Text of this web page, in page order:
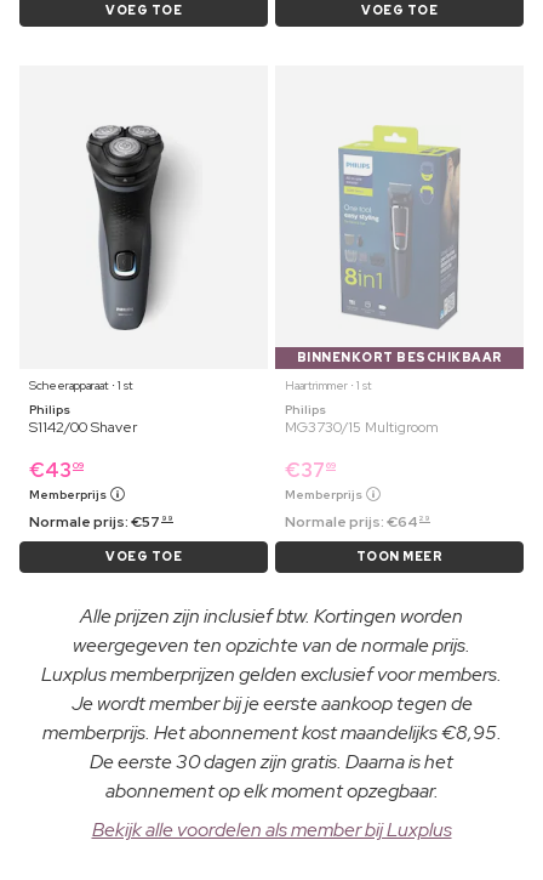
VOEG TOE VOEG TOE
Scheerapparaat ⋅ 1 st
Philips
S1142/00 Shaver
€43 09
Memberprijs
Normale prijs:€57 99
VOEG TOE
BINNENKORT BESCHIKBAAR
Haartrimmer ⋅ 1 st
Philips
MG3730/15 Multigroom
€37 69
Memberprijs
Normale prijs:€64 29
TOON MEER
Alle prijzen zijn inclusief btw. Kortingen worden
weergegeven ten opzichte van de normale prijs.
Luxplus memberprijzen gelden exclusief voor members.
Je wordt member bij je eerste aankoop tegen de
memberprijs. Het abonnement kost maandelijks €8,95.
De eerste 30 dagen zijn gratis. Daarna is het
abonnement op elk moment opzegbaar.
Bekijk alle voordelen als member bij Luxplus